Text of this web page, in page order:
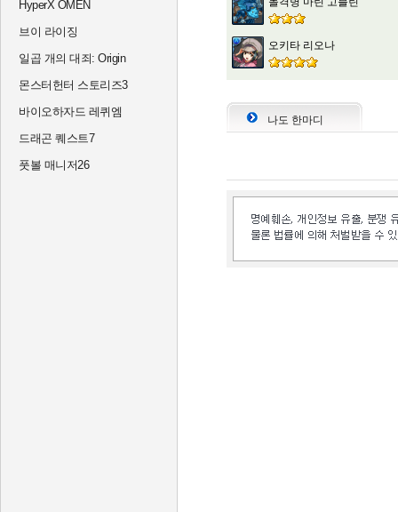
HyperX OMEN
브이 라이징
일곱 개의 대죄: Origin
몬스터헌터 스토리즈3
바이오하자드 레퀴엠
드래곤 퀘스트7
풋볼 매니저26
오키타 리오나
나도 한마디